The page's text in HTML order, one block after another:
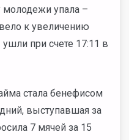
упала –
к увеличению
при счете 17:11 в
стала бенефисом
выступавшая за
7 мячей за 15